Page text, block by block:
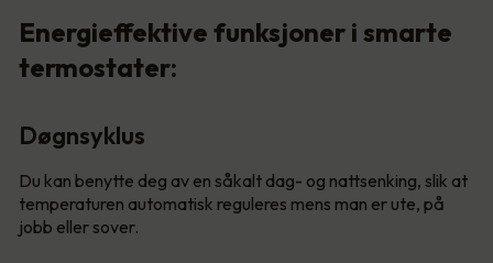
Energieffektive funksjoner i smarte
termostater:
Døgnsyklus
Du kan benytte deg av en såkalt dag- og nattsenking, slik at
temperaturen automatisk reguleres mens man er ute, på
jobb eller sover.